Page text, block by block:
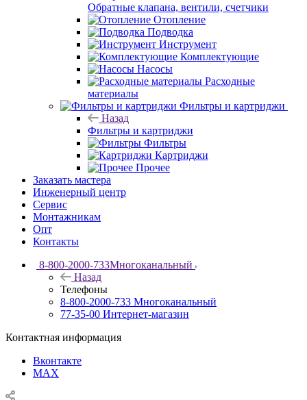
Обратные клапана, вентили, счетчики
Отопление
Подводка
Инструмент
Комплектующие
Насосы
Расходные
материалы
Фильтры и картриджи
Назад
Фильтры и картриджи
Фильтры
Картриджи
Прочее
Заказать мастера
Инженерный центр
Сервис
Монтажникам
Опт
Контакты
8-800-2000-733Многоканальный
Назад
Телефоны
8-800-2000-733 Многоканальный
77-35-00 Интернет-магазин
Контактная информация
Вконтакте
MAX